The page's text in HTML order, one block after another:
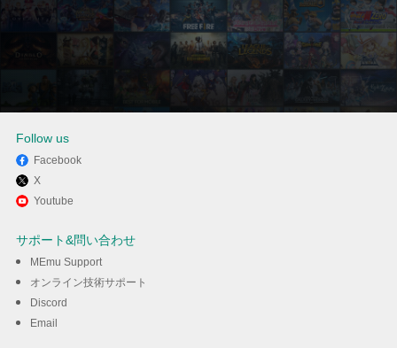
MEmuを使用してPCでServant
of the Lakeを楽しむ
Follow us
Facebook
X
Youtube
サポート&問い合わせ
MEmu Support
オンライン技術サポート
Discord
Email